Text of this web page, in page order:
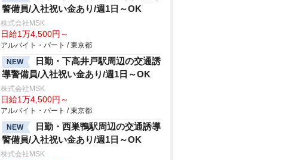
警備員/入社祝い金あり/週1日～OK
株式会社MSK
日給1万4,500円～
アルバイト・パート / 東京都
NEW
日勤・下高井戸駅周辺の交通誘
導警備員/入社祝い金あり/週1日～OK
株式会社MSK
日給1万4,500円～
アルバイト・パート / 東京都
NEW
日勤・西巣鴨駅周辺の交通誘導
警備員/入社祝い金あり/週1日～OK
株式会社MSK